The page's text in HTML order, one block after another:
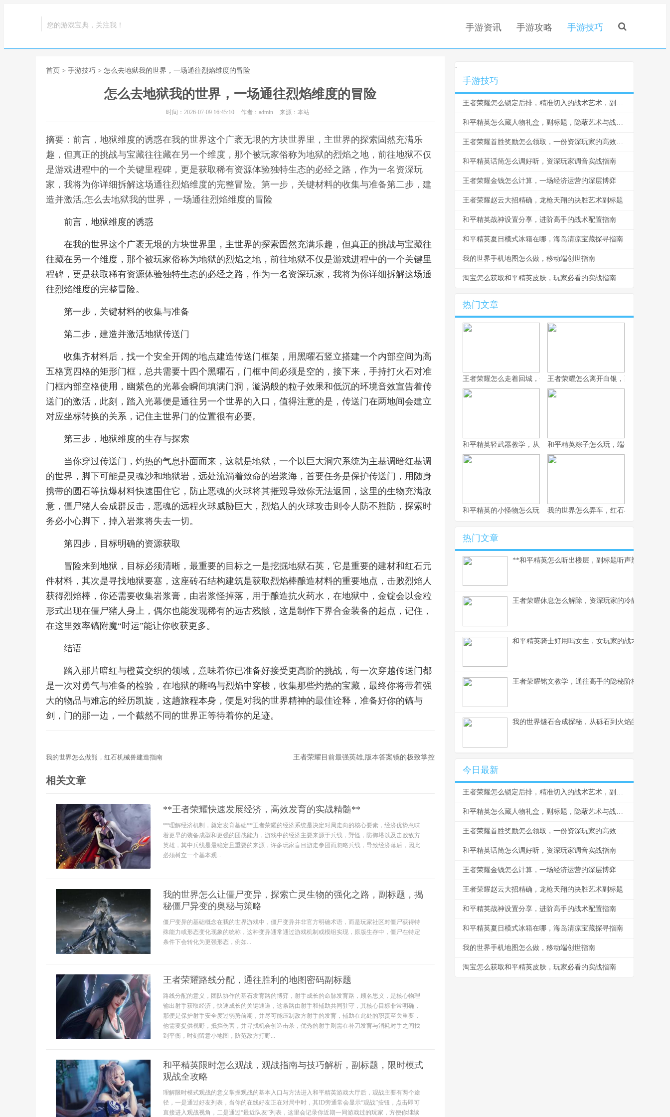
您的游戏宝典，关注我！ 手游资讯 手游攻略 手游技巧
首页 > 手游技巧 > 怎么去地狱我的世界，一场通往烈焰维度的冒险
怎么去地狱我的世界，一场通往烈焰维度的冒险
时间：2026-07-09 16:45:10 作者：admin 来源：本站
摘要：前言，地狱维度的诱惑在我的世界这个广袤无垠的方块世界里，主世界的探索固然充满乐
趣，但真正的挑战与宝藏往往藏在另一个维度，那个被玩家俗称为地狱的烈焰之地，前往地狱不仅
是游戏进程中的一个关键里程碑，更是获取稀有资源体验独特生态的必经之路，作为一名资深玩
家，我将为你详细拆解这场通往烈焰维度的完整冒险。第一步，关键材料的收集与准备第二步，建
造并激活,怎么去地狱我的世界，一场通往烈焰维度的冒险
前言，地狱维度的诱惑
在我的世界这个广袤无垠的方块世界里，主世界的探索固然充满乐趣，但真正的挑战与宝藏往
往藏在另一个维度，那个被玩家俗称为地狱的烈焰之地，前往地狱不仅是游戏进程中的一个关键里
程碑，更是获取稀有资源体验独特生态的必经之路，作为一名资深玩家，我将为你详细拆解这场通
往烈焰维度的完整冒险。
第一步，关键材料的收集与准备
第二步，建造并激活地狱传送门
收集齐材料后，找一个安全开阔的地点建造传送门框架，用黑曜石竖立搭建一个内部空间为高
五格宽四格的矩形门框，总共需要十四个黑曜石，门框中间必须是空的，接下来，手持打火石对准
门框内部空格使用，幽紫色的光幕会瞬间填满门洞，漩涡般的粒子效果和低沉的环境音效宣告着传
送门的激活，此刻，踏入光幕便是通往另一个世界的入口，值得注意的是，传送门在两地间会建立
对应坐标转换的关系，记住主世界门的位置很有必要。
第三步，地狱维度的生存与探索
当你穿过传送门，灼热的气息扑面而来，这就是地狱，一个以巨大洞穴系统为主基调暗红基调
的世界，脚下可能是灵魂沙和地狱岩，远处流淌着致命的岩浆海，首要任务是保护传送门，用随身
携带的圆石等抗爆材料快速围住它，防止恶魂的火球将其摧毁导致你无法返回，这里的生物充满敌
意，僵尸猪人会成群反击，恶魂的远程火球威胁巨大，烈焰人的火球攻击则令人防不胜防，探索时
务必小心脚下，掉入岩浆将失去一切。
第四步，目标明确的资源获取
冒险来到地狱，目标必须清晰，最重要的目标之一是挖掘地狱石英，它是重要的建材和红石元
件材料，其次是寻找地狱要塞，这座砖石结构建筑是获取烈焰棒酿造材料的重要地点，击败烈焰人
获得烈焰棒，你还需要收集岩浆膏，由岩浆怪掉落，用于酿造抗火药水，在地狱中，金锭会以金粒
形式出现在僵尸猪人身上，偶尔也能发现稀有的远古残骸，这是制作下界合金装备的起点，记住，
在这里效率镐附魔“时运”能让你收获更多。
结语
踏入那片暗红与橙黄交织的领域，意味着你已准备好接受更高阶的挑战，每一次穿越传送门都
是一次对勇气与准备的检验，在地狱的嘶鸣与烈焰中穿梭，收集那些灼热的宝藏，最终你将带着强
大的物品与难忘的经历凯旋，这趟旅程本身，便是对我的世界精神的最佳诠释，准备好你的镐与
剑，门的那一边，一个截然不同的世界正等待着你的足迹。
我的世界怎么做熊，红石机械兽建造指南 王者荣耀目前最强英雄,版本答案镜的极致掌控
相关文章
**王者荣耀快速发展经济，高效发育的实战精髓**
**理解经济机制，奠定发育基础**王者荣耀的经济系统是决定对局走向的核心要素，经济优势意味
着更早的装备成型和更强的团战能力，游戏中的经济主要来源于兵线，野怪，防御塔以及击败敌方
英雄，其中兵线是最稳定且重要的来源，许多玩家盲目游走参团而忽略兵线，导致经济落后，因此
必须树立一个基本观...
我的世界怎么让僵尸变异，探索亡灵生物的强化之路，副标题，揭
秘僵尸异变的奥秘与策略
僵尸变异的基础概念在我的世界游戏中，僵尸变异并非官方明确术语，而是玩家社区对僵尸获得特
殊能力或形态变化现象的统称，这种变异通常通过游戏机制或模组实现，原版生存中，僵尸在特定
条件下会转化为更强形态，例如...
王者荣耀路线分配，通往胜利的地图密码副标题
路线分配的意义，团队协作的基石发育路的博弈，射手成长的命脉发育路，顾名思义，是核心物理
输出射手获取经济，快速成长的关键通道，这条路由射手和辅助共同驻守，其核心目标非常明确，
那便是保护射手安全度过弱势前期，并尽可能压制敌方射手的发育，辅助在此处的职责至关重要，
他需要提供视野，抵挡伤害，并寻找机会创造击杀，优秀的射手则需在补刀发育与消耗对手之间找
到平衡，时刻留意小地图，防范敌方打野...
和平精英限时怎么观战，观战指南与技巧解析，副标题，限时模式
观战全攻略
理解限时模式观战的意义掌握观战的基本入口与方法进入和平精英游戏大厅后，观战主要有两个途
径，一是通过好友列表，当你的在线好友正在对局中时，其ID旁通常会显示“观战”按钮，点击即可
直接进入观战视角，二是通过“最近队友”列表，这里会记录你近期一同游戏过的玩家，方便你继续
.
手游技巧
王者荣耀怎么锁定后排，精准切入的战术艺术，副标题，脆皮噩梦与团战胜负手
和平精英怎么藏人物礼盒，副标题，隐蔽艺术与战术博弈
王者荣耀首胜奖励怎么领取，一份资深玩家的高效指南，副标题，揭秘每日第一胜的隐藏技巧与深远意义
和平精英话筒怎么调好听，资深玩家调音实战指南
王者荣耀金钱怎么计算，一场经济运营的深层博弈
王者荣耀赵云大招精确，龙枪天翔的决胜艺术副标题
和平精英战神设置分享，进阶高手的战术配置指南
和平精英夏日模式冰箱在哪，海岛清凉宝藏探寻指南
我的世界手机地图怎么做，移动端创世指南
淘宝怎么获取和平精英皮肤，玩家必看的实战指南
热门文章
王者荣耀怎么走着回城，一场被忽视的战略艺术
王者荣耀怎么离开白银，副标题为突破
和平精英轻武器教学，从入门到精通的实战指南
和平精英粽子怎么玩，端午竞技的战术
和平精英的小怪物怎么玩，战术细节与实战心得我的世界怎么弄车，红石与创造的交响
热门文章
**和平精英怎么听出楼层，副标题听声辨位决胜攻
王者荣耀休息怎么解除，资深玩家的冷静思考与
和平精英骑士好用吗女生，女玩家的战术美学与实
王者荣耀铭文教学，通往高手的隐秘阶梯副标题，
我的世界燧石合成探秘，从砾石到火焰的生存艺术
今日最新
王者荣耀怎么锁定后排，精准切入的战术艺术，副标题，脆皮噩梦与团战胜负手
和平精英怎么藏人物礼盒，副标题，隐蔽艺术与战术博弈
王者荣耀首胜奖励怎么领取，一份资深玩家的高效指南，副标题，揭秘每日第一胜的隐藏技巧与深远意义
和平精英话筒怎么调好听，资深玩家调音实战指南
王者荣耀金钱怎么计算，一场经济运营的深层博弈
王者荣耀赵云大招精确，龙枪天翔的决胜艺术副标题
和平精英战神设置分享，进阶高手的战术配置指南
和平精英夏日模式冰箱在哪，海岛清凉宝藏探寻指南
我的世界手机地图怎么做，移动端创世指南
淘宝怎么获取和平精英皮肤，玩家必看的实战指南